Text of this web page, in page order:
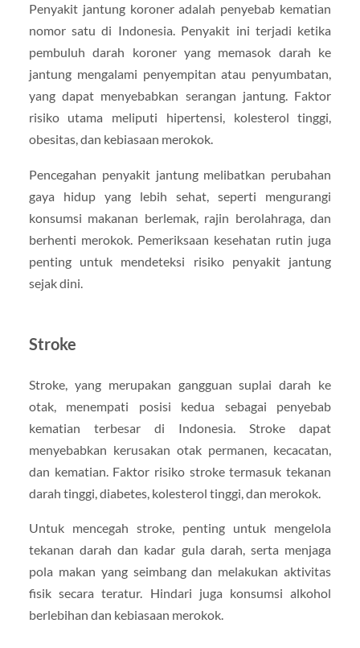
Penyakit jantung koroner adalah penyebab kematian
nomor satu di Indonesia. Penyakit ini terjadi ketika
pembuluh darah koroner yang memasok darah ke
jantung mengalami penyempitan atau penyumbatan,
yang dapat menyebabkan serangan jantung. Faktor
risiko utama meliputi hipertensi, kolesterol tinggi,
obesitas, dan kebiasaan merokok.
Pencegahan penyakit jantung melibatkan perubahan
gaya hidup yang lebih sehat, seperti mengurangi
konsumsi makanan berlemak, rajin berolahraga, dan
berhenti merokok. Pemeriksaan kesehatan rutin juga
penting untuk mendeteksi risiko penyakit jantung
sejak dini.
Stroke
Stroke, yang merupakan gangguan suplai darah ke
otak, menempati posisi kedua sebagai penyebab
kematian terbesar di Indonesia. Stroke dapat
menyebabkan kerusakan otak permanen, kecacatan,
dan kematian. Faktor risiko stroke termasuk tekanan
darah tinggi, diabetes, kolesterol tinggi, dan merokok.
Untuk mencegah stroke, penting untuk mengelola
tekanan darah dan kadar gula darah, serta menjaga
pola makan yang seimbang dan melakukan aktivitas
fisik secara teratur. Hindari juga konsumsi alkohol
berlebihan dan kebiasaan merokok.